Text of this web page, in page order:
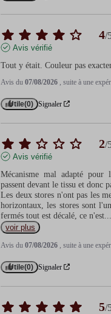
4/
Avis vérifié
Tout y était. Couleur pas
Avis du07/08/2026 , suite à une
Utile(0) Signaler
2/
Avis vérifié
Mécanisme mal adapté
passent devant le tissu et donc
Les deux stores n'ont pas les
horizontaux, les stores sont
fermés tout est décalé, ce n'est
voir plus
Avis du07/08/2026 , suite à une
Utile(0) Signaler
5/